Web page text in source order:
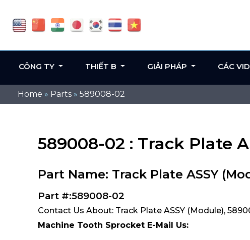
Home » Parts » 589008-02
589008-02 : Track Plate
Part Name: Track Plate ASSY
Part #:589008-02
Contact Us About: Track Plate ASSY (Module),
Machine Tooth Sprocket E-Mail Us:
CÔNG TY THIẾT B GIẢI PHÁP CÁC